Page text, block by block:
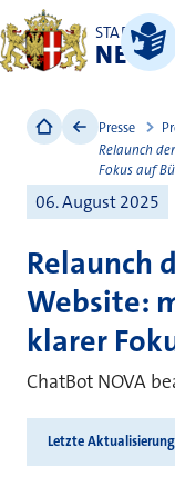
STADT
NEUSS
Leichte
Presse
Relaunch
Fokus auf
06. August 2025
Relaunch
Website:
klarer
ChatBot NOVA
Letzte Aktualisierung